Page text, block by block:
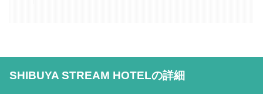
SHIBUYA STREAM HOTELの詳細